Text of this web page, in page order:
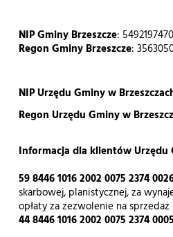
NIP Gminy Brzeszcze: 5492197470
Regon Gminy Brzeszcze:
NIP Urzędu Gminy w
Regon Urzędu Gminy w
Informacja dla klientów Urzędu
59 8446 1016 2002 0075 2374
skarbowej, planistycznej, za
opłaty za zezwolenie na
44 8446 1016 2002 0075 2374 0005